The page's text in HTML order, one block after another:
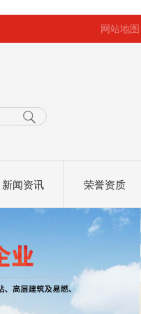
网站地图
新闻资讯 荣誉资质